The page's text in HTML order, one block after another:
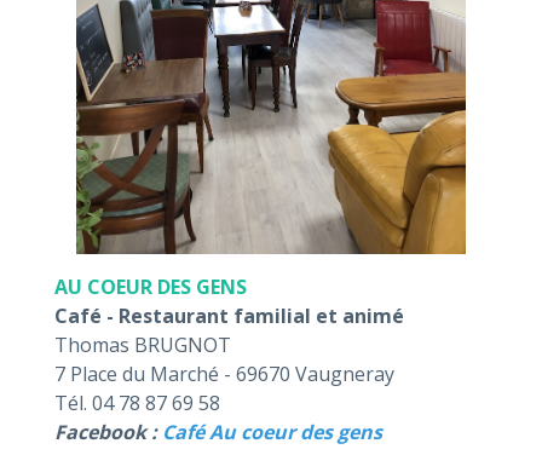
AU COEUR DES GENS
Café - Restaurant familial et animé
Thomas BRUGNOT
7 Place du Marché - 69670 Vaugneray
Tél. 04 78 87 69 58
Facebook : Café Au coeur des gens